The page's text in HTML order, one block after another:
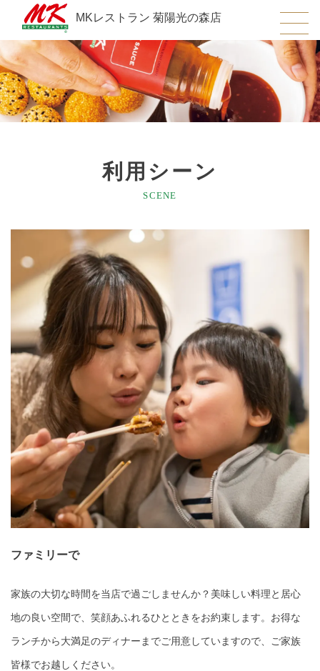
MKレストラン 菊陽光の森店
利用シーン
SCENE
ファミリーで
家族の大切な時間を当店で過ごしませんか？美味しい料理と居心
地の良い空間で、笑顔あふれるひとときをお約束します。お得な
ランチから大満足のディナーまでご用意していますので、ご家族
皆様でお越しください。